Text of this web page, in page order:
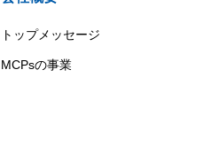
トップメッセージ
MCPsの事業